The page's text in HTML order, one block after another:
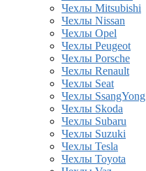
Чехлы Mitsubishi
Чехлы Nissan
Чехлы Opel
Чехлы Peugeot
Чехлы Porsche
Чехлы Renault
Чехлы Seat
Чехлы SsangYong
Чехлы Skoda
Чехлы Subaru
Чехлы Suzuki
Чехлы Tesla
Чехлы Toyota